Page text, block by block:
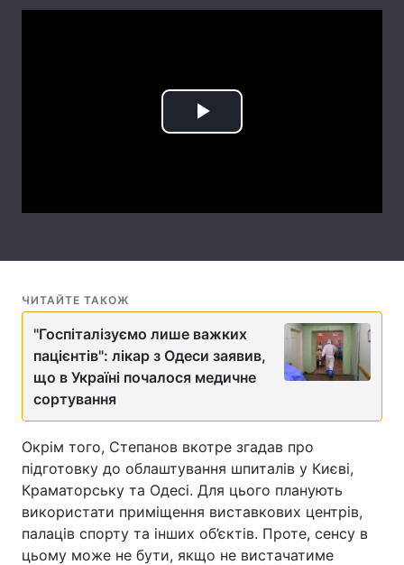
Тема оформлення
Play
ЧИТАЙТЕ ТАКОЖ
"Госпіталізуємо лише важких
пацієнтів": лікар з Одеси заявив,
що в Україні почалося медичне
сортування
Окрім того, Степанов вкотре згадав про
підготовку до облаштування шпиталів у Києві,
Краматорську та Одесі. Для цього планують
використати приміщення виставкових центрів,
палаців спорту та інших об’єктів. Проте, сенсу в
цьому може не бути, якщо не вистачатиме